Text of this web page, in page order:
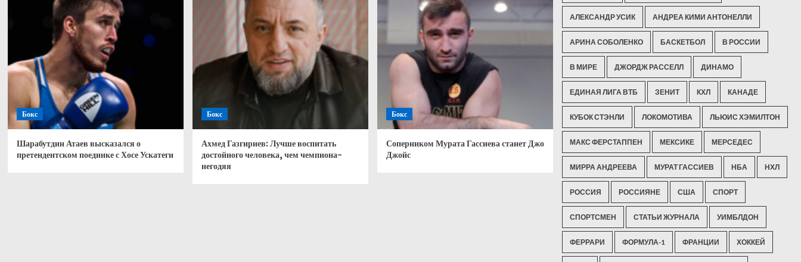
Бокс
Шарабутдин Атаев высказался о
претендентском поединке с Хосе Ускатеги
Бокс
Ахмед Газгириев: Лучше воспитать
достойного человека, чем чемпиона-
негодяя
Бокс
Соперником Мурата Гассиева станет Джо
Джойс
АЛЕКСАНДР УСИК АНДРЕА КИМИ АНТОНЕЛЛИ
АРИНА СОБОЛЕНКО БАСКЕТБОЛ В РОССИИ
В МИРЕ ДЖОРДЖ РАССЕЛЛ ДИНАМО
ЕДИНАЯ ЛИГА ВТБ ЗЕНИТ КХЛ КАНАДЕ
КУБОК СТЭНЛИ ЛОКОМОТИВА ЛЬЮИС ХЭМИЛТОН
МАКС ФЕРСТАППЕН МЕКСИКЕ МЕРСЕДЕС
МИРРА АНДРЕЕВА МУРАТ ГАССИЕВ НБА НХЛ
РОССИЯ РОССИЯНЕ США СПОРТ
СПОРТСМЕН СТАТЬИ ЖУРНАЛА УИМБЛДОН
ФЕРРАРИ ФОРМУЛА-1 ФРАНЦИИ ХОККЕЙ